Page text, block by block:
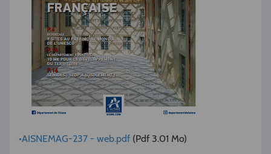
•AISNEMAG-237 - web.pdf (Pdf 3.01 Mo)